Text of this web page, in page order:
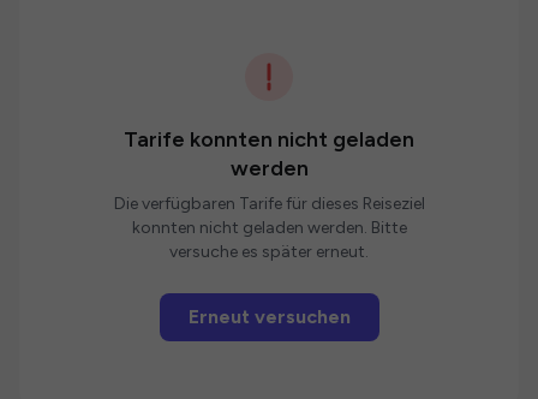
Tarife konnten nicht geladen
werden
Die verfügbaren Tarife für dieses Reiseziel
konnten nicht geladen werden. Bitte
versuche es später erneut.
Erneut versuchen